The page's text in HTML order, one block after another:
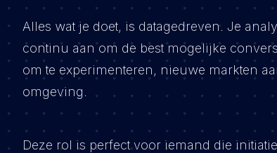
Alles wat je doet, is datagedreven. Je
continu aan om de best mogelijke
om te experimenteren, nieuwe markten
omgeving.
Deze rol is perfect voor iemand die